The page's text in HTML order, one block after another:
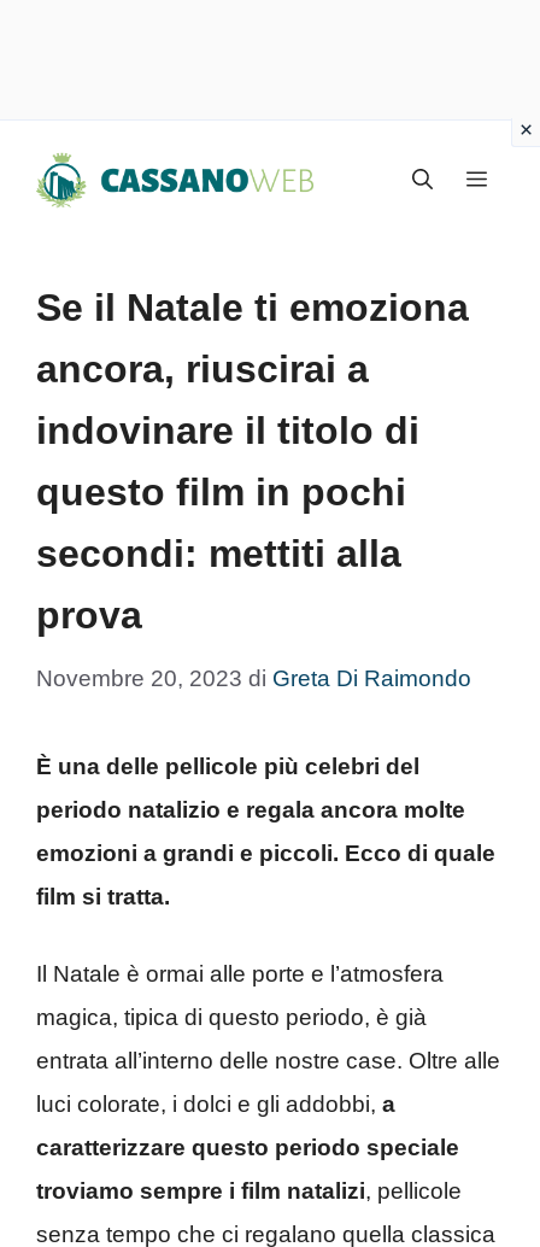
Menu
Se il Natale ti emoziona
ancora, riuscirai a
indovinare il titolo di
questo film in pochi
secondi: mettiti alla
prova
Novembre 20, 2023 di Greta Di Raimondo
È una delle pellicole più celebri del
periodo natalizio e regala ancora molte
emozioni a grandi e piccoli. Ecco di quale
film si tratta.
Il Natale è ormai alle porte e l’atmosfera
magica, tipica di questo periodo, è già
entrata all’interno delle nostre case. Oltre alle
luci colorate, i dolci e gli addobbi, a
caratterizzare questo periodo speciale
troviamo sempre i film natalizi, pellicole
senza tempo che ci regalano quella classica